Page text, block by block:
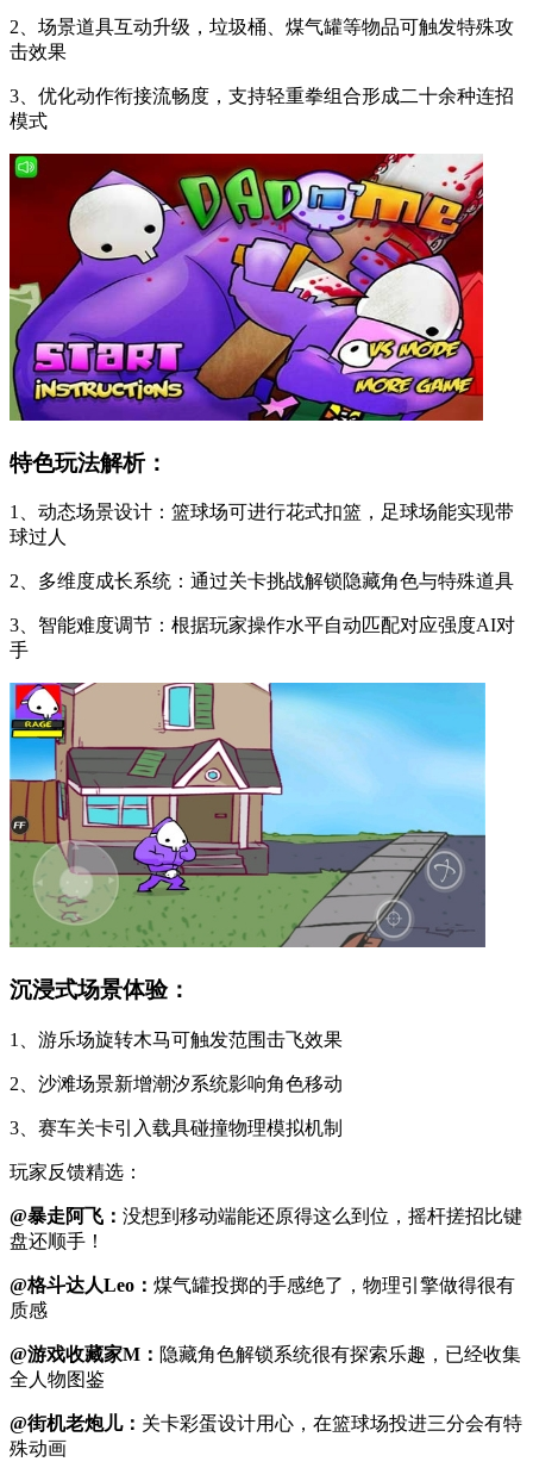
2、场景道具互动升级，垃圾桶、煤气罐等物品可触发特殊攻
击效果
3、优化动作衔接流畅度，支持轻重拳组合形成二十余种连招
模式
特色玩法解析：
1、动态场景设计：篮球场可进行花式扣篮，足球场能实现带
球过人
2、多维度成长系统：通过关卡挑战解锁隐藏角色与特殊道具
3、智能难度调节：根据玩家操作水平自动匹配对应强度AI对
手
沉浸式场景体验：
1、游乐场旋转木马可触发范围击飞效果
2、沙滩场景新增潮汐系统影响角色移动
3、赛车关卡引入载具碰撞物理模拟机制
玩家反馈精选：
@暴走阿飞： 没想到移动端能还原得这么到位，摇杆搓招比键
盘还顺手！
@格斗达人Leo： 煤气罐投掷的手感绝了，物理引擎做得很有
质感
@游戏收藏家M： 隐藏角色解锁系统很有探索乐趣，已经收集
全人物图鉴
@街机老炮儿： 关卡彩蛋设计用心，在篮球场投进三分会有特
殊动画